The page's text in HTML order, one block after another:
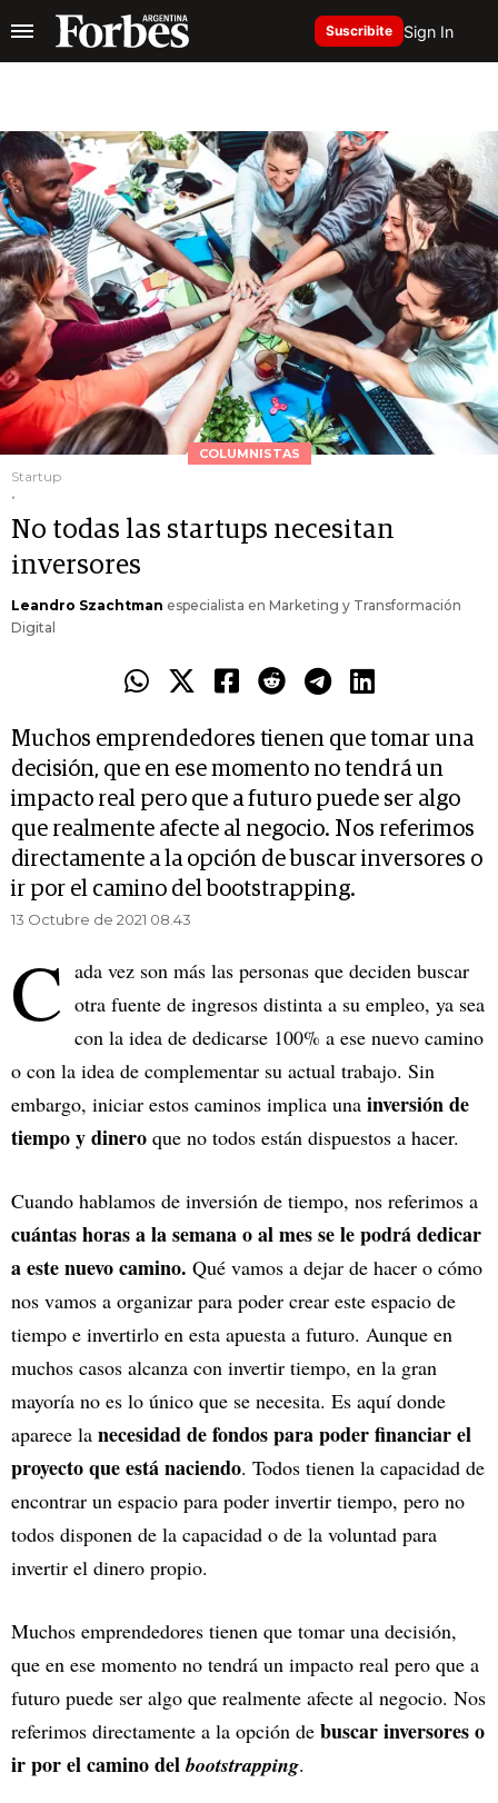
Suscribite Sign In
COLUMNISTAS
Startup
.
No todas las startups necesitan
inversores
Leandro Szachtman especialista en Marketing y Transformación
Digital
Muchos emprendedores tienen que tomar una
decisión, que en ese momento no tendrá un
impacto real pero que a futuro puede ser algo
que realmente afecte al negocio. Nos referimos
directamente a la opción de buscar inversores o
ir por el camino del bootstrapping.
13 Octubre de 2021 08.43
C ada vez son más las personas que deciden buscar
otra fuente de ingresos distinta a su empleo, ya sea
con la idea de dedicarse 100% a ese nuevo camino
o con la idea de complementar su actual trabajo. Sin
embargo, iniciar estos caminos implica una inversión de
tiempo y dinero que no todos están dispuestos a hacer.
Cuando hablamos de inversión de tiempo, nos referimos a
cuántas horas a la semana o al mes se le podrá dedicar
a este nuevo camino. Qué vamos a dejar de hacer o cómo
nos vamos a organizar para poder crear este espacio de
tiempo e invertirlo en esta apuesta a futuro. Aunque en
muchos casos alcanza con invertir tiempo, en la gran
mayoría no es lo único que se necesita. Es aquí donde
aparece la necesidad de fondos para poder financiar el
proyecto que está naciendo. Todos tienen la capacidad de
encontrar un espacio para poder invertir tiempo, pero no
todos disponen de la capacidad o de la voluntad para
invertir el dinero propio.
Muchos emprendedores tienen que tomar una decisión,
que en ese momento no tendrá un impacto real pero que a
futuro puede ser algo que realmente afecte al negocio. Nos
referimos directamente a la opción de buscar inversores o
ir por el camino delbootstrapping.